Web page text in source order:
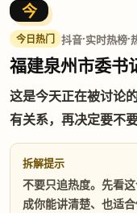
今
今日热门 抖音·实时热榜·
福建泉州市委书
这是今天正在被讨论
有关系，再决定要不要
拆解提示
不要只追热度。先看
成你能讲清楚、也适合